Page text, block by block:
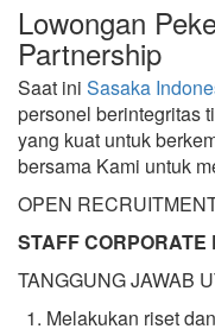
Lowongan
Partnership
Saat ini Sasaka
personel berintegritas
yang kuat untuk
bersama Kami untuk
OPEN
STAFF CORPORATE
TANGGUNG JAWAB
Melakukan riset